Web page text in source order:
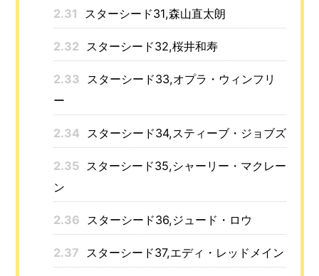
2.31 スターシード31,森山直太朗
2.32 スターシード32,桜井和寿
2.33 スターシード33,オプラ・ウィンフリ
ー
2.34 スターシード34,スティーブ・ジョブズ
2.35 スターシード35,シャーリー・マクレー
ン
2.36 スターシード36,ジュード・ロウ
2.37 スターシード37,エディ・レッドメイン